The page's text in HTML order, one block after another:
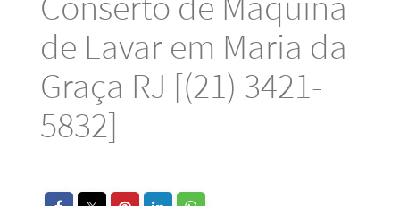
de Lavar em Maria da
Graça RJ [(21) 3421-
5832]